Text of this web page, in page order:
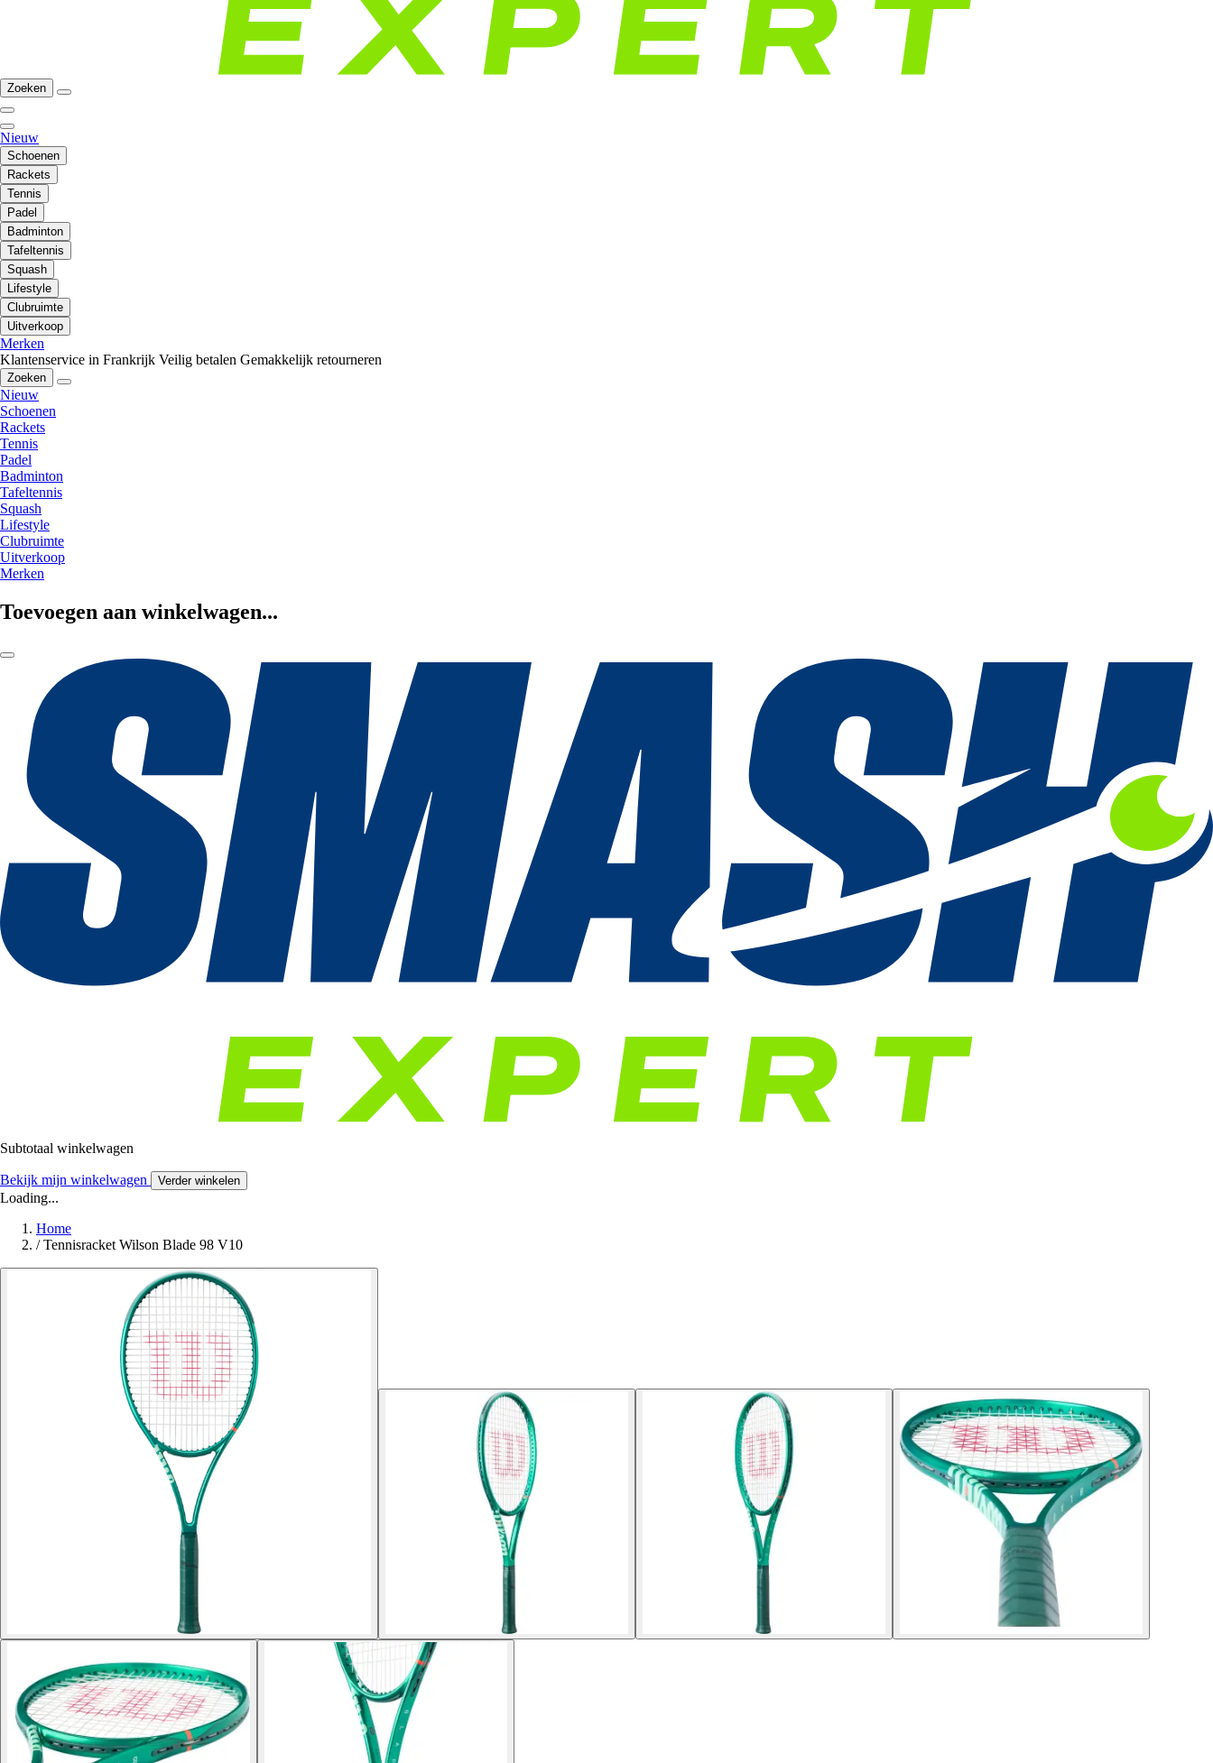
Zoeken
Nieuw
Schoenen
Rackets
Tennis
Padel
Badminton
Tafeltennis
Squash
Lifestyle
Clubruimte
Uitverkoop
Merken
Klantenservice in Frankrijk Veilig betalen Gemakkelijk retourneren
Zoeken
Nieuw
Schoenen
Rackets
Tennis
Padel
Badminton
Tafeltennis
Squash
Lifestyle
Clubruimte
Uitverkoop
Merken
Toevoegen aan winkelwagen...
Subtotaal winkelwagen
Bekijk mijn winkelwagen Verder winkelen
Loading...
Home
/ Tennisracket Wilson Blade 98 V10